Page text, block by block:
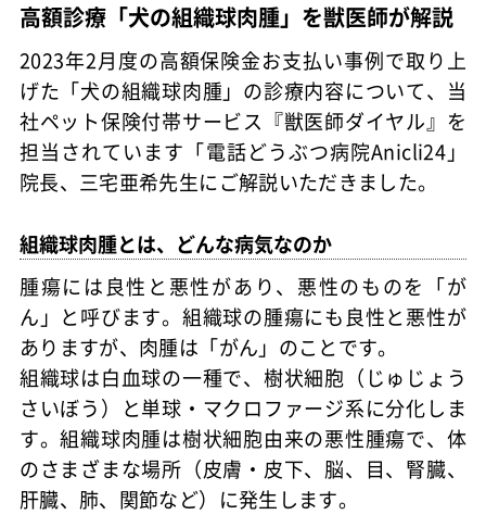
高額診療「犬の組織球肉腫」を獣医師が解説
2023年2月度の高額保険金お支払い事例で取り上
げた「犬の組織球肉腫」の診療内容について、当
社ペット保険付帯サービス『獣医師ダイヤル』を
担当されています「電話どうぶつ病院Anicli24」
院長、三宅亜希先生にご解説いただきました。
組織球肉腫とは、どんな病気なのか
腫瘍には良性と悪性があり、悪性のものを「が
ん」と呼びます。組織球の腫瘍にも良性と悪性が
ありますが、肉腫は「がん」のことです。
組織球は白血球の一種で、樹状細胞（じゅじょう
さいぼう）と単球・マクロファージ系に分化しま
す。組織球肉腫は樹状細胞由来の悪性腫瘍で、体
のさまざまな場所（皮膚・皮下、脳、目、腎臓、
肝臓、肺、関節など）に発生します。